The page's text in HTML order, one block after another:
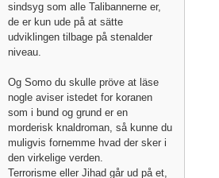
sindsyg som alle Talibannerne er,
de er kun ude på at sätte
udviklingen tilbage på stenalder
niveau.
Og Somo du skulle pröve at läse
nogle aviser istedet for koranen
som i bund og grund er en
morderisk knaldroman, så kunne du
muligvis fornemme hvad der sker i
den virkelige verden.
Terrorisme eller Jihad går ud på et,